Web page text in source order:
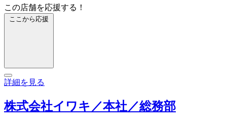
この店舗を応援する！
ここから応援
詳細を見る
株式会社イワキ／本社／総務部